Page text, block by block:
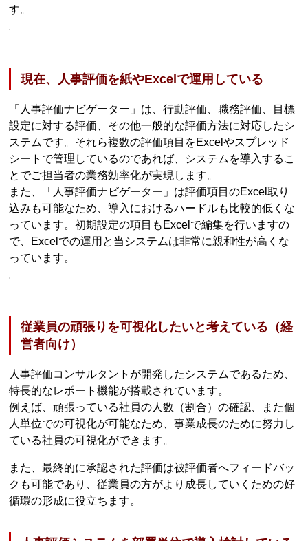
す。
現在、人事評価を紙やExcelで運用している
「人事評価ナビゲーター」は、行動評価、職務評価、目標
設定に対する評価、その他一般的な評価方法に対応したシ
ステムです。それら複数の評価項目をExcelやスプレッド
シートで管理しているのであれば、システムを導入するこ
とでご担当者の業務効率化が実現します。
また、「人事評価ナビゲーター」は評価項目のExcel取り
込みも可能なため、導入におけるハードルも比較的低くな
っています。初期設定の項目もExcelで編集を行いますの
で、Excelでの運用と当システムは非常に親和性が高くな
っています。
従業員の頑張りを可視化したいと考えている（経
営者向け）
人事評価コンサルタントが開発したシステムであるため、
特長的なレポート機能が搭載されています。
例えば、頑張っている社員の人数（割合）の確認、また個
人単位での可視化が可能なため、事業成長のために努力し
ている社員の可視化ができます。
また、最終的に承認された評価は被評価者へフィードバッ
クも可能であり、従業員の方がより成長していくための好
循環の形成に役立ちます。